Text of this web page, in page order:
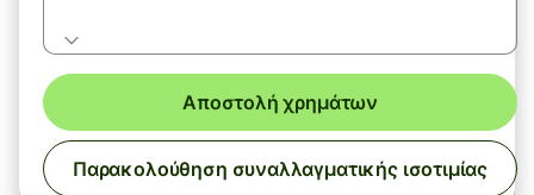
Αποστολή χρημάτων
Παρακολούθηση συναλλαγματικής ισοτιμίας